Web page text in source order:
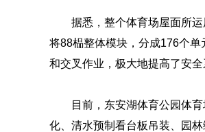
据悉，整个体育场屋面所
将88榀整体模块，分成176个
和交叉作业，极大地提高了安全
目前，东安湖体育公园体
化、清水预制看台板吊装、园